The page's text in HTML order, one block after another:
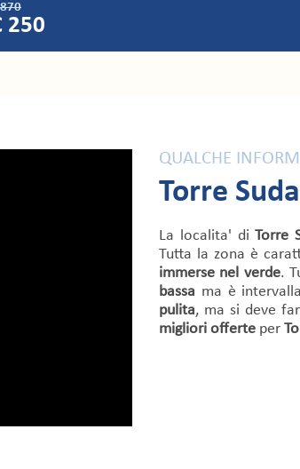
250
QUALCHE
Torre Suda
La localita' diTorre
Tutta la zona è
immerse nel verde.
bassa ma è
pulita, ma si deve
migliori offerte per